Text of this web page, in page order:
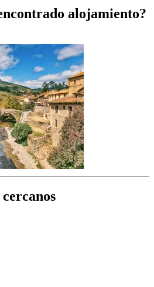
alojamiento?